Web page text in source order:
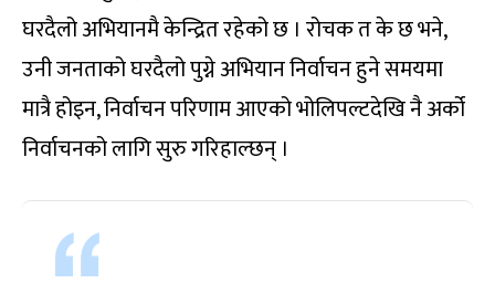
घरदैलो अभियानमै केन्द्रित रहेको छ । रोचक त के छ भने,
उनी जनताको घरदैलो पुग्ने अभियान निर्वाचन हुने समयमा
मात्रै होइन, निर्वाचन परिणाम आएको भोलिपल्टदेखि नै अर्को
निर्वाचनको लागि सुरु गरिहाल्छन् ।